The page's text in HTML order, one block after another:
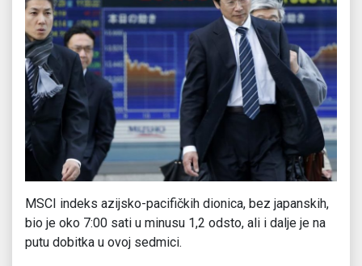
MSCI indeks azijsko-pacifičkih dionica, bez japanskih,
bio je oko 7:00 sati u minusu 1,2 odsto, ali i dalje je na
putu dobitka u ovoj sedmici.